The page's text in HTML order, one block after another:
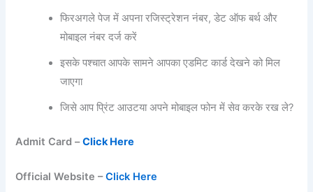
फिरअगले पेज में अपना रजिस्ट्रेशन नंबर, डेट ऑफ बर्थ और
मोबाइल नंबर दर्ज करें
इसके पश्चात आपके सामने आपका एडमिट कार्ड देखने को मिल
जाएगा
जिसे आप प्रिंट आउटया अपने मोबाइल फोन में सेव करके रख ले?
Admit Card –Click Here
Official Website –Click Here